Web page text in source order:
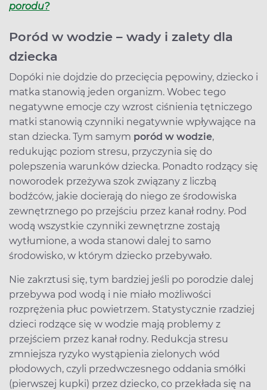
porodu?
Poród w wodzie – wady i zalety dla
dziecka
Dopóki nie dojdzie do przecięcia pępowiny, dziecko i
matka stanowią jeden organizm. Wobec tego
negatywne emocje czy wzrost ciśnienia tętniczego
matki stanowią czynniki negatywnie wpływające na
stan dziecka. Tym samym poród w wodzie,
redukując poziom stresu, przyczynia się do
polepszenia warunków dziecka. Ponadto rodzący się
noworodek przeżywa szok związany z liczbą
bodźców, jakie docierają do niego ze środowiska
zewnętrznego po przejściu przez kanał rodny. Pod
wodą wszystkie czynniki zewnętrzne zostają
wytłumione, a woda stanowi dalej to samo
środowisko, w którym dziecko przebywało.
Nie zakrztusi się, tym bardziej jeśli po porodzie dalej
przebywa pod wodą i nie miało możliwości
rozprężenia płuc powietrzem. Statystycznie rzadziej
dzieci rodzące się w wodzie mają problemy z
przejściem przez kanał rodny. Redukcja stresu
zmniejsza ryzyko wystąpienia zielonych wód
płodowych, czyli przedwczesnego oddania smółki
(pierwszej kupki) przez dziecko, co przekłada się na